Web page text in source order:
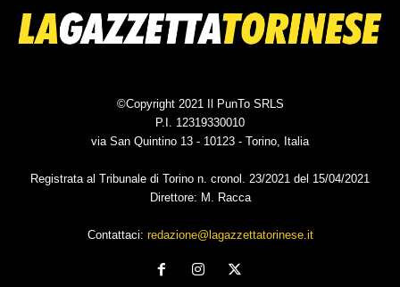
©Copyright 2021 Il PunTo SRLS
P.I. 12319330010
via San Quintino 13 - 10123 - Torino, Italia
Registrata al Tribunale di Torino n. cronol. 23/2021 del 15/04/2021
Direttore: M. Racca
Contattaci: redazione@lagazzettatorinese.it